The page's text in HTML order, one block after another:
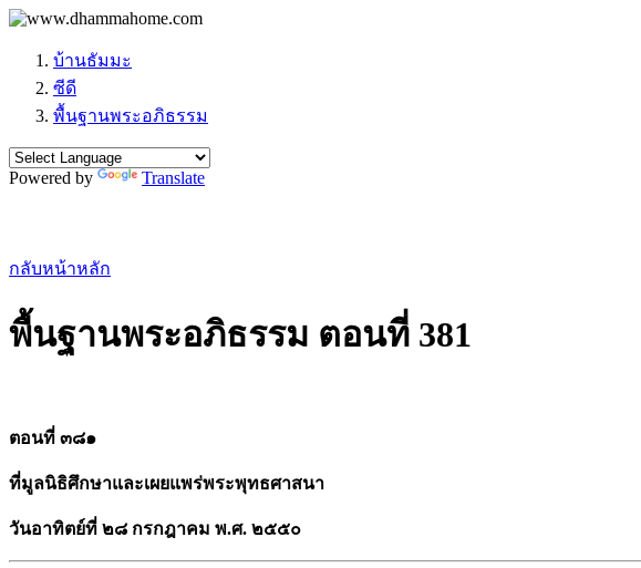
บ้านธัมมะ
ซีดี
พื้นฐานพระอภิธรรม
Powered by Translate
กลับหน้าหลัก
พื้นฐานพระอภิธรรม ตอนที่ 381
ตอนที่ ๓๘๑
ที่มูลนิธิศึกษาและเผยแพร่พระพุทธศาสนา
วันอาทิตย์ที่ ๒๘ กรกฎาคม พ.ศ. ๒๕๕๐